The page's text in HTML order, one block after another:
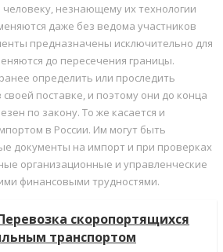
незнающему их технологии
даже без ведома участников
предназначены исключительно для
до пересечения границы.
определить или проследить
поставке, и поэтому они до конца
по закону. То же касается и
в России. Им могут быть
документы на импорт и при проверках
организационные и управленческие
финансовыми трудностями.
скоропортящихся
транспортом